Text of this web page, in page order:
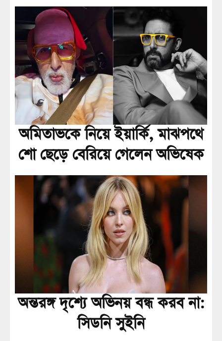
অমিতাভকে নিয়ে ইয়ার্কি, মাঝপথে
শো ছেড়ে বেরিয়ে গেলেন অভিষেক
অন্তরঙ্গ দৃশ্যে অভিনয় বন্ধ করব না:
সিডনি সুইনি